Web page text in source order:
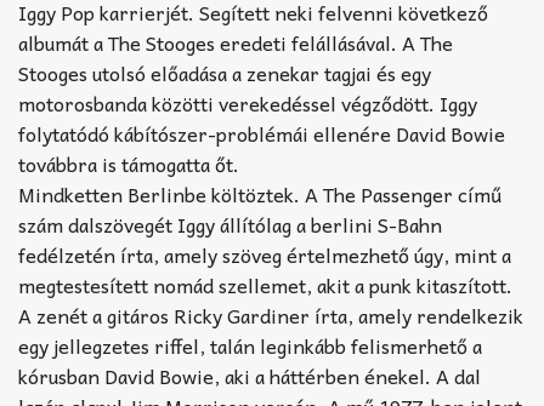
Iggy Pop karrierjét. Segített neki felvenni következő
albumát a The Stooges eredeti felállásával. A The
Stooges utolsó előadása a zenekar tagjai és egy
motorosbanda közötti verekedéssel végződött. Iggy
folytatódó kábítószer-problémái ellenére David Bowie
továbbra is támogatta őt.
Mindketten Berlinbe költöztek. A The Passenger című
szám dalszövegét Iggy állítólag a berlini S-Bahn
fedélzetén írta, amely szöveg értelmezhető úgy, mint a
megtestesített nomád szellemet, akit a punk kitaszított.
A zenét a gitáros Ricky Gardiner írta, amely rendelkezik
egy jellegzetes riffel, talán leginkább felismerhető a
kórusban David Bowie, aki a háttérben énekel. A dal